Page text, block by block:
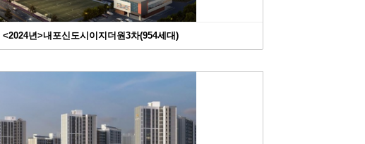
<2024년>내포신도시이지더원3차(954세대)